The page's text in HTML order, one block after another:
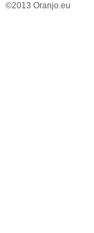
©2013 Oranjo.eu